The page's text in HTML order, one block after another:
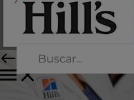
Calidad